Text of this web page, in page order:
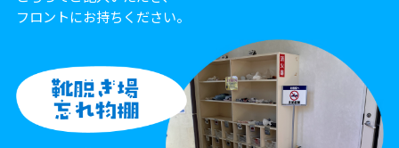
フロントにお持ちください。